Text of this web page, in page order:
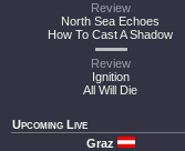
Review
North Sea Echoes
How To Cast A Shadow
Review
Ignition
All Will Die
Upcoming Live
Graz